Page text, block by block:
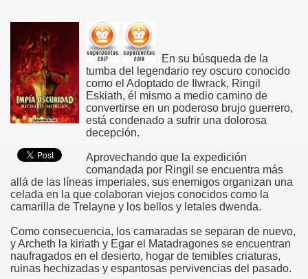
En su búsqueda de la
tumba del legendario rey oscuro conocido
como el Adoptado de Ilwrack, Ringil
Eskiath, él mismo a medio camino de
convertirse en un poderoso brujo guerrero,
está condenado a sufrir una dolorosa
decepción.
Aprovechando que la expedición
comandada por Ringil se encuentra más
allá de las líneas imperiales, sus enemigos organizan una
celada en la que colaboran viejos conocidos como la
camarilla de Trelayne y los bellos y letales dwenda.
Como consecuencia, los camaradas se separan de nuevo,
y Archeth la kiriath y Egar el Matadragones se encuentran
naufragados en el desierto, hogar de temibles criaturas,
ruinas hechizadas y espantosas pervivencias del pasado.